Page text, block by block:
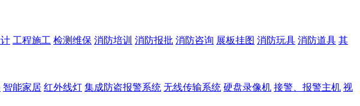
工程施工 检测维保 消防培训 消防报批 消防咨询 展板挂图 消防玩具 消防道具 其
智能家居 红外线灯 集成防盗报警系统 无线传输系统 硬盘录像机 接警、报警主机 视